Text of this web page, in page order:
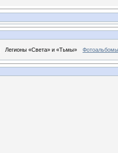
Легионы «Света» и «Тьмы» Фотоальбомы